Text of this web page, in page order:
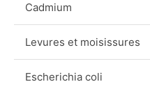
Cadmium
Levures et moisissures
Escherichia coli